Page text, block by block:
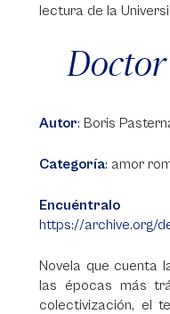
lectura de la
Autor: Boris
Categoría: amor
https://archive.org/
Novela que cuenta
las épocas más
colectivización, el